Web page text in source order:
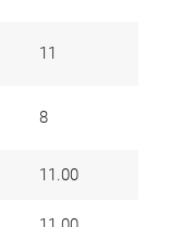
11
8
11.00